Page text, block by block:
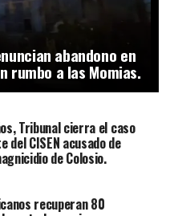
abandono en
rumbo a las Momias.
Tribunal cierra el caso
del CISEN acusado de
de Colosio.
recuperan 80